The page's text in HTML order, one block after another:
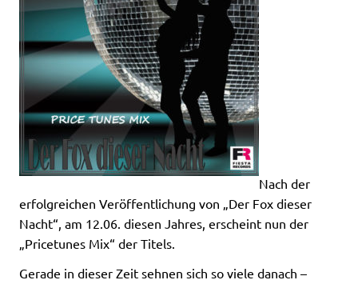
Nach der
erfolgreichen Veröffentlichung von „Der Fox dieser
Nacht“, am 12.06. diesen Jahres, erscheint nun der
„Pricetunes Mix“ der Titels.
Gerade in dieser Zeit sehnen sich so viele danach –